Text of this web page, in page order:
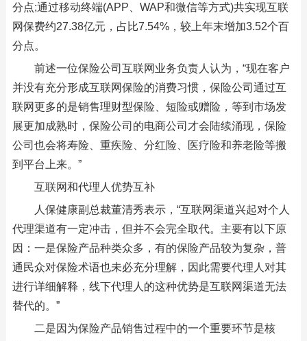
分点;通过移动终端(APP、WAP和微信等方式)共实现互联
网保费约27.38亿元，占比7.54%，较上年末增加3.52个百
分点。
前述一位保险公司互联网业务负责人认为，“现在客户
并没有充分形成互联网保险的消费习惯，保险公司通过互
联网更多的是销售理财型保险、短险或赠险，等到市场发
展更加成熟时，保险公司的电商公司才会陆续涌现，保险
公司也会将寿险、重疾险、分红险、医疗险和养老险等搬
到平台上来。”
互联网和代理人优势互补
人保健康副总裁董清秀表示，“互联网渠道兴起对个人
代理渠道有一定冲击，但并不会完全取代。主要有以下原
因：一是保险产品种类众多，有的保险产品较为复杂，普
通民众对保险术语也未必充分理解，因此需要代理人对其
进行详细解释，线下代理人的这种优势是互联网渠道无法
替代的。”
二是因为保险产品销售过程中的一个重要环节是核